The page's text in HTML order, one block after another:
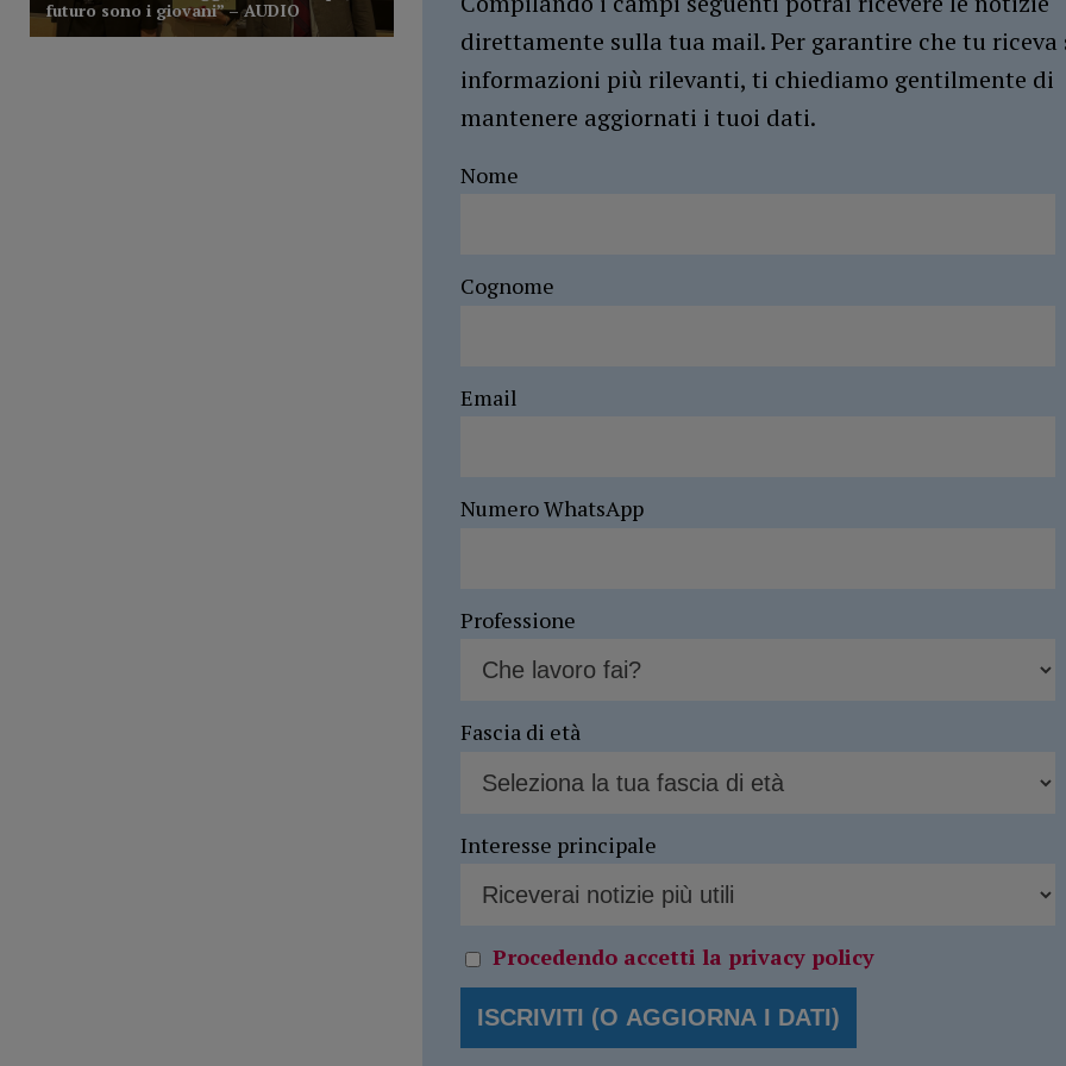
direttamente sulla tua mail. Per garantire che tu riceva
informazioni più rilevanti, ti chiediamo gentilmente di
mantenere aggiornati i tuoi dati.
Nome
Cognome
Email
Numero WhatsApp
Professione
Fascia di età
Interesse principale
Procedendo accetti la privacy policy